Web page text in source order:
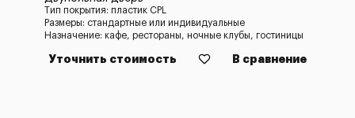
Тип покрытия: пластик CPL
Размеры: стандартные или индивидуальные
Назначение: кафе, рестораны, ночные клубы, гостиницы
Уточнить стоимость В сравнение